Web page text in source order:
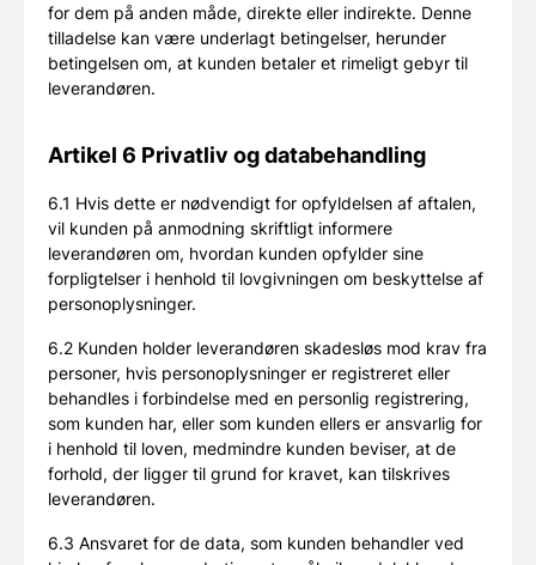
for dem på anden måde, direkte eller indirekte. Denne
tilladelse kan være underlagt betingelser, herunder
betingelsen om, at kunden betaler et rimeligt gebyr til
leverandøren.
Artikel 6 Privatliv og databehandling
6.1 Hvis dette er nødvendigt for opfyldelsen af aftalen,
vil kunden på anmodning skriftligt informere
leverandøren om, hvordan kunden opfylder sine
forpligtelser i henhold til lovgivningen om beskyttelse af
personoplysninger.
6.2 Kunden holder leverandøren skadesløs mod krav fra
personer, hvis personoplysninger er registreret eller
behandles i forbindelse med en personlig registrering,
som kunden har, eller som kunden ellers er ansvarlig for
i henhold til loven, medmindre kunden beviser, at de
forhold, der ligger til grund for kravet, kan tilskrives
leverandøren.
6.3 Ansvaret for de data, som kunden behandler ved